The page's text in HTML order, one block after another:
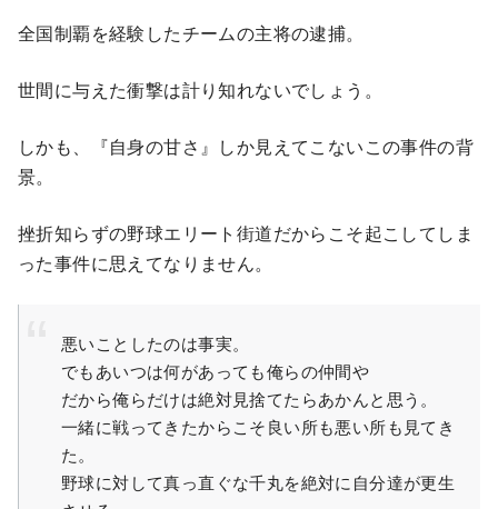
全国制覇を経験したチームの主将の逮捕。
世間に与えた衝撃は計り知れないでしょう。
しかも、『自身の甘さ』しか見えてこないこの事件の背
景。
挫折知らずの野球エリート街道だからこそ起こしてしま
った事件に思えてなりません。
悪いことしたのは事実。
でもあいつは何があっても俺らの仲間や
だから俺らだけは絶対見捨てたらあかんと思う。
一緒に戦ってきたからこそ良い所も悪い所も見てき
た。
野球に対して真っ直ぐな千丸を絶対に自分達が更生